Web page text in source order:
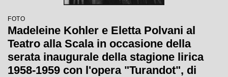
FOTO
Madeleine Kohler e Eletta Polvani al
Teatro alla Scala in occasione della
serata inaugurale della stagione lirica
1958-1959 con l'opera "Turandot", di